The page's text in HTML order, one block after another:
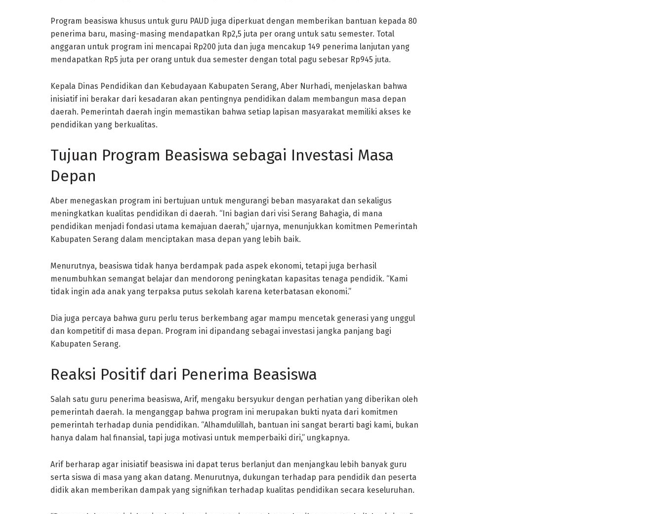
Program beasiswa khusus untuk guru PAUD juga diperkuat dengan memberikan bantuan kepada 80
penerima baru, masing-masing mendapatkan Rp2,5 juta per orang untuk satu semester. Total
anggaran untuk program ini mencapai Rp200 juta dan juga mencakup 149 penerima lanjutan yang
mendapatkan Rp5 juta per orang untuk dua semester dengan total pagu sebesar Rp945 juta.
Kepala Dinas Pendidikan dan Kebudayaan Kabupaten Serang, Aber Nurhadi, menjelaskan bahwa
inisiatif ini berakar dari kesadaran akan pentingnya pendidikan dalam membangun masa depan
daerah. Pemerintah daerah ingin memastikan bahwa setiap lapisan masyarakat memiliki akses ke
pendidikan yang berkualitas.
Tujuan Program Beasiswa sebagai Investasi Masa
Depan
Aber menegaskan program ini bertujuan untuk mengurangi beban masyarakat dan sekaligus
meningkatkan kualitas pendidikan di daerah. “Ini bagian dari visi Serang Bahagia, di mana
pendidikan menjadi fondasi utama kemajuan daerah,” ujarnya, menunjukkan komitmen Pemerintah
Kabupaten Serang dalam menciptakan masa depan yang lebih baik.
Menurutnya, beasiswa tidak hanya berdampak pada aspek ekonomi, tetapi juga berhasil
menumbuhkan semangat belajar dan mendorong peningkatan kapasitas tenaga pendidik. “Kami
tidak ingin ada anak yang terpaksa putus sekolah karena keterbatasan ekonomi.”
Dia juga percaya bahwa guru perlu terus berkembang agar mampu mencetak generasi yang unggul
dan kompetitif di masa depan. Program ini dipandang sebagai investasi jangka panjang bagi
Kabupaten Serang.
Reaksi Positif dari Penerima Beasiswa
Salah satu guru penerima beasiswa, Arif, mengaku bersyukur dengan perhatian yang diberikan oleh
pemerintah daerah. Ia menganggap bahwa program ini merupakan bukti nyata dari komitmen
pemerintah terhadap dunia pendidikan. “Alhamdulillah, bantuan ini sangat berarti bagi kami, bukan
hanya dalam hal finansial, tapi juga motivasi untuk memperbaiki diri,” ungkapnya.
Arif berharap agar inisiatif beasiswa ini dapat terus berlanjut dan menjangkau lebih banyak guru
serta siswa di masa yang akan datang. Menurutnya, dukungan terhadap para pendidik dan peserta
didik akan memberikan dampak yang signifikan terhadap kualitas pendidikan secara keseluruhan.